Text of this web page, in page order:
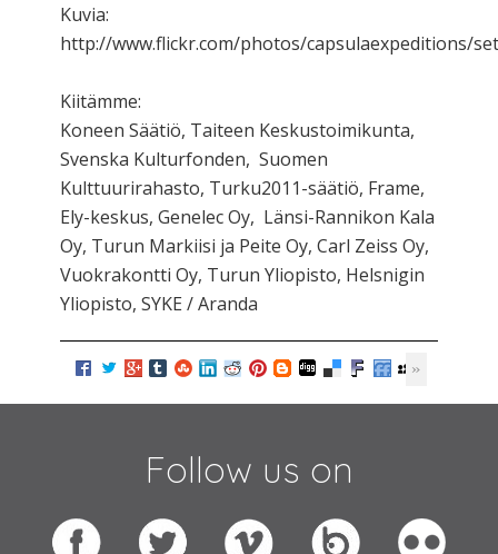
Kuvia:
http://www.flickr.com/photos/capsulaexpeditions/
Kiitämme:
Koneen Säätiö, Taiteen Keskustoimikunta,
Svenska Kulturfonden, Suomen
Kulttuurirahasto, Turku2011-säätiö, Frame,
Ely-keskus, Genelec Oy, Länsi-Rannikon Kala
Oy, Turun Markiisi ja Peite Oy, Carl Zeiss Oy,
Vuokrakontti Oy, Turun Yliopisto, Helsnigin
Yliopisto, SYKE / Aranda
Follow us on